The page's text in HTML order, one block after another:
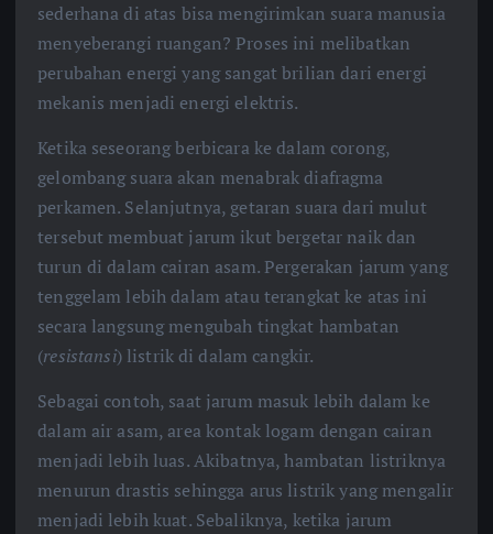
sederhana di atas bisa mengirimkan suara manusia
menyeberangi ruangan? Proses ini melibatkan
perubahan energi yang sangat brilian dari energi
mekanis menjadi energi elektris.
Ketika seseorang berbicara ke dalam corong,
gelombang suara akan menabrak diafragma
perkamen. Selanjutnya, getaran suara dari mulut
tersebut membuat jarum ikut bergetar naik dan
turun di dalam cairan asam. Pergerakan jarum yang
tenggelam lebih dalam atau terangkat ke atas ini
secara langsung mengubah tingkat hambatan
(resistansi) listrik di dalam cangkir.
Sebagai contoh, saat jarum masuk lebih dalam ke
dalam air asam, area kontak logam dengan cairan
menjadi lebih luas. Akibatnya, hambatan listriknya
menurun drastis sehingga arus listrik yang mengalir
menjadi lebih kuat. Sebaliknya, ketika jarum